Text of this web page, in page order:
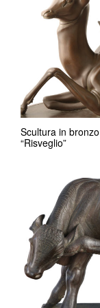
Scultura in bronzo
“Risveglio”